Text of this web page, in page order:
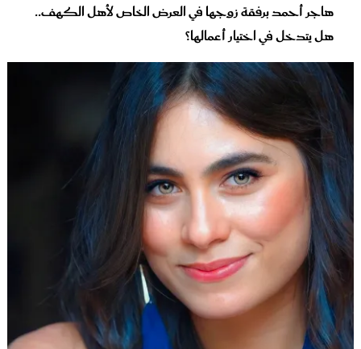
هاجر أحمد برفقة زوجها في العرض الخاص لأهل الكهف..
هل يتدخل في اختيار أعمالها؟